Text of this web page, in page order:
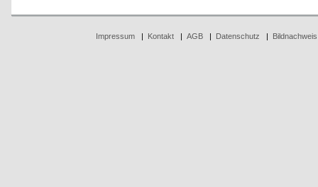
Impressum| Kontakt| AGB| Datenschutz Bildnachweis